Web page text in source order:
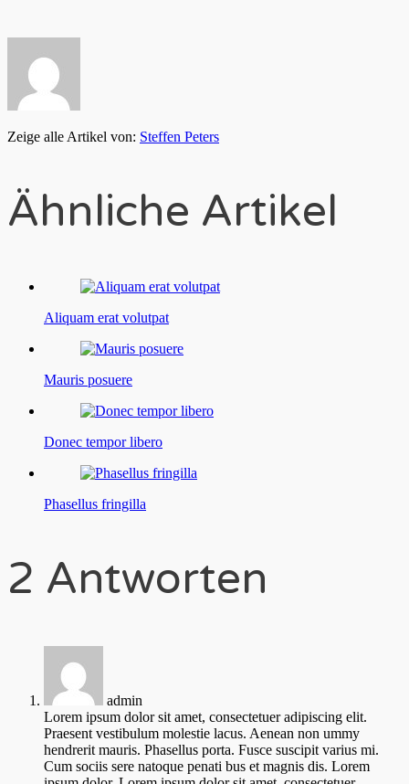
Zeige alle Artikel von: Steffen Peters
Ähnliche Artikel
Aliquam erat volutpat
Mauris posuere
Donec tempor libero
Phasellus fringilla
2 Antworten
admin
Lorem ipsum dolor sit amet, consectetuer adipiscing elit.
Praesent vestibulum molestie lacus. Aenean non ummy
hendrerit mauris. Phasellus porta. Fusce suscipit varius mi.
Cum sociis sere natoque penati bus et magnis dis. Lorem